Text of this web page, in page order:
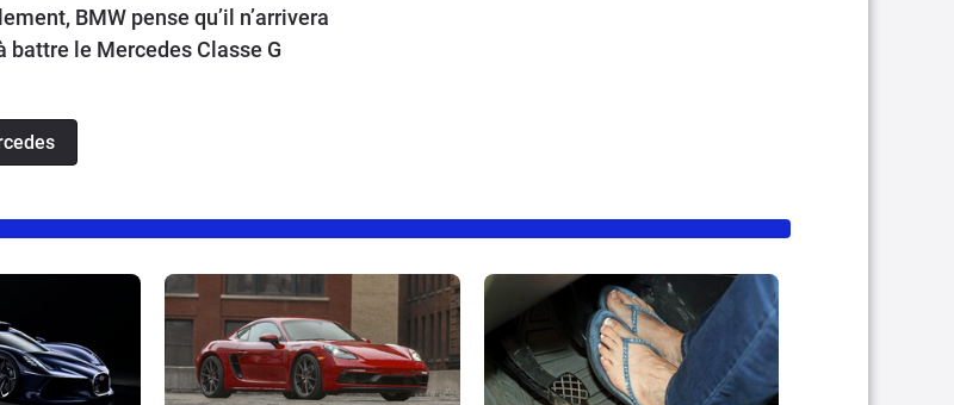
BMW pense qu’il n’arrivera
battre le Mercedes Classe G